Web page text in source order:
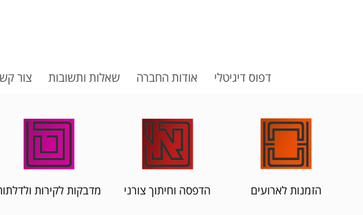
דפוס דיגיטלי אודות החברה שאלות ותשובות צור
הזמנות לארועים הדפסה וחיתוך צורני מדבקות לקירות